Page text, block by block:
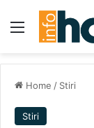
Menu
Home / Stiri
Stiri